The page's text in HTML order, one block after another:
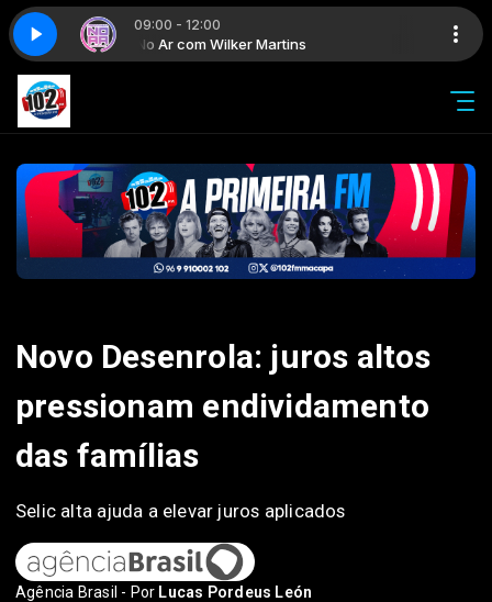
09:00 - 12:00
No Ar com Wilker Martins
e Vicente CruzEm Foco Amapá com Roberto Gato, Jara Dias e
Novo Desenrola: juros altos
pressionam endividamento
das famílias
Selic alta ajuda a elevar juros aplicados
Agência Brasil - Por Lucas Pordeus León